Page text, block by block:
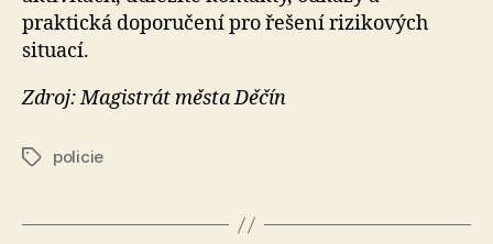
praktická doporučení pro řešení rizikových
situací.
Zdroj: Magistrát města Děčín
Štítkypolicie